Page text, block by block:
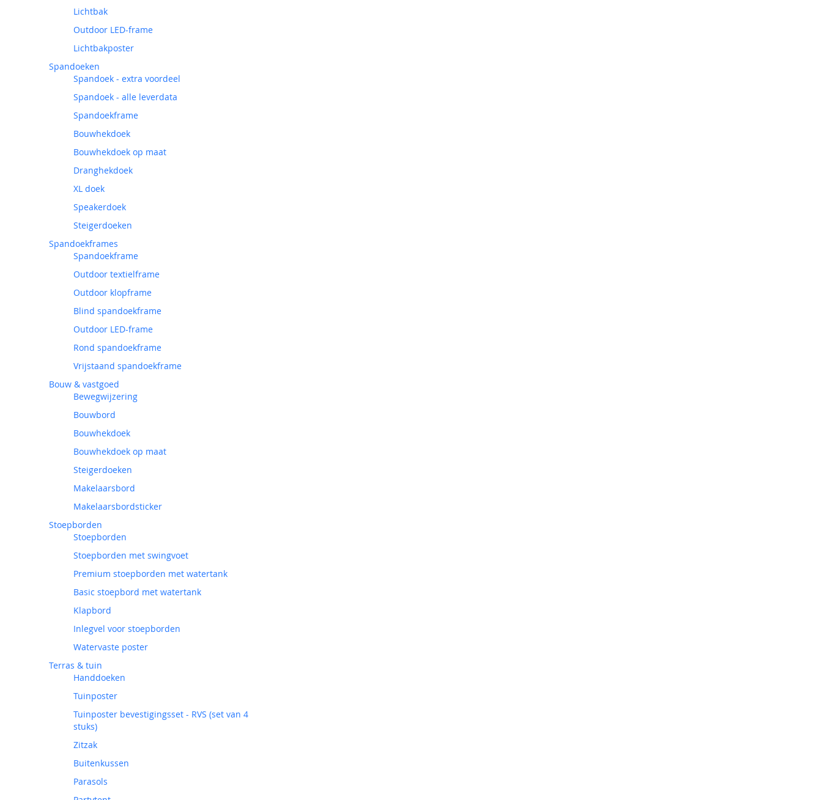
Lichtbak
Outdoor LED-frame
Lichtbakposter
Spandoeken
Spandoek - extra voordeel
Spandoek - alle leverdata
Spandoekframe
Bouwhekdoek
Bouwhekdoek op maat
Dranghekdoek
XL doek
Speakerdoek
Steigerdoeken
Spandoekframes
Spandoekframe
Outdoor textielframe
Outdoor klopframe
Blind spandoekframe
Outdoor LED-frame
Rond spandoekframe
Vrijstaand spandoekframe
Bouw & vastgoed
Bewegwijzering
Bouwbord
Bouwhekdoek
Bouwhekdoek op maat
Steigerdoeken
Makelaarsbord
Makelaarsbordsticker
Stoepborden
Stoepborden
Stoepborden met swingvoet
Premium stoepborden met watertank
Basic stoepbord met watertank
Klapbord
Inlegvel voor stoepborden
Watervaste poster
Terras & tuin
Handdoeken
Tuinposter
Tuinposter bevestigingsset - RVS (set van 4
stuks)
Zitzak
Buitenkussen
Parasols